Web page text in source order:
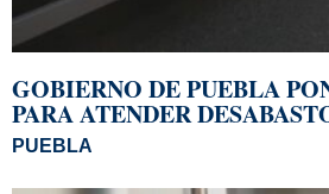
GOBIERNO DE PUEBLA
PARA ATENDER
PUEBLA